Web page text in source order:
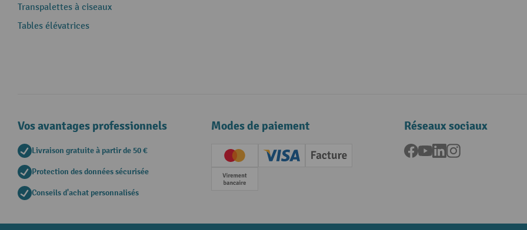
Transpalettes à ciseaux
Tables élévatrices
Vos avantages professionnels
Livraison gratuite à partir de 50 €
Protection des données sécurisée
Conseils d'achat personnalisés
Modes de paiement
Creditcard (Master)Creditcard (Visa)
Facture
Paiement anticipé
Réseaux sociaux
Facebook
YouTubeLinkedInInstagram